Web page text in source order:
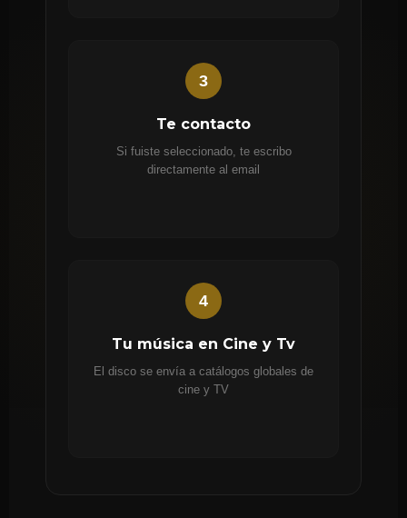
3
Te contacto
Si fuiste seleccionado, te escribo
directamente al email
4
Tu música en Cine y Tv
El disco se envía a catálogos globales de
cine y TV